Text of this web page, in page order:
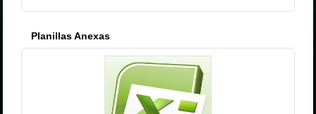
Planillas Anexas